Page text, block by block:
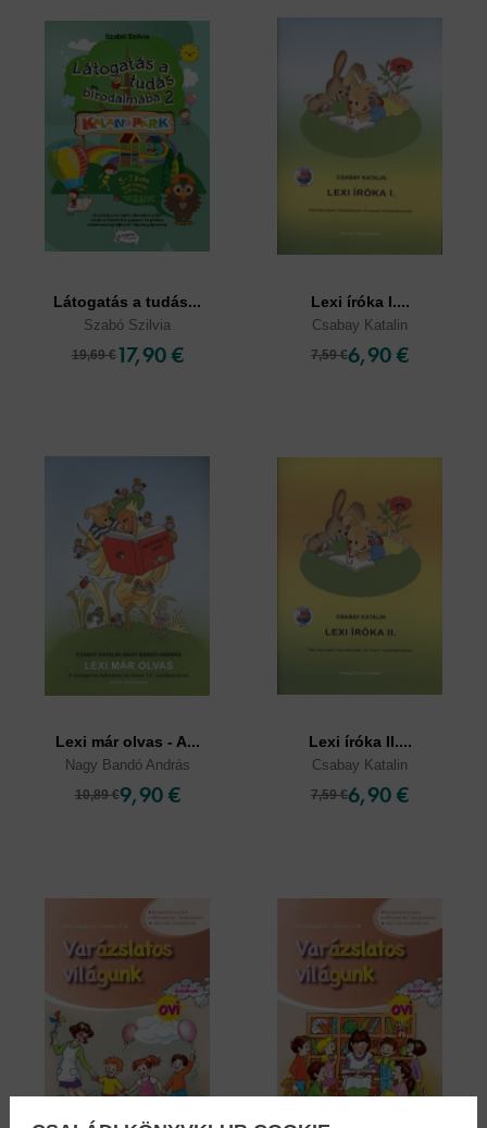
Látogatás a tudás...
Szabó Szilvia
19,69 € 17,90 €
Lexi íróka I....
Csabay Katalin
7,59 €6,90 €
Lexi már olvas - A...
Nagy Bandó András
10,89 €9,90 €
Lexi íróka II....
Csabay Katalin
7,59 €6,90 €